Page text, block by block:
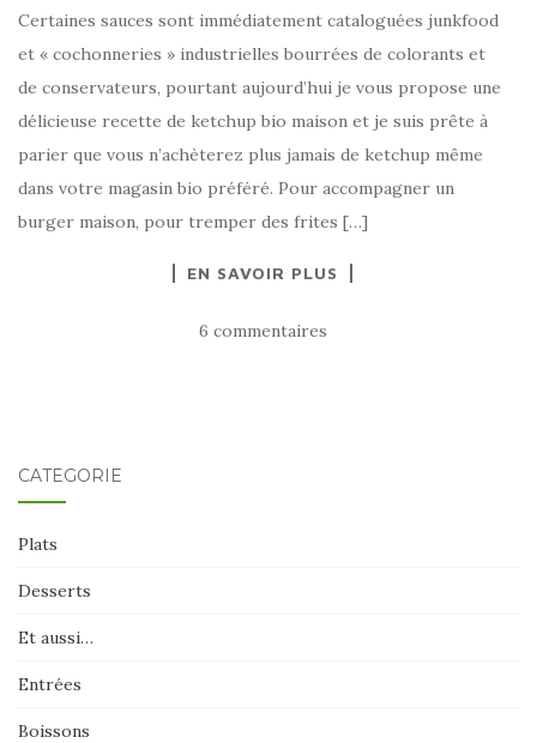
Certaines sauces sont immédiatement cataloguées junkfood
et « cochonneries » industrielles bourrées de colorants et
de conservateurs, pourtant aujourd’hui je vous propose une
délicieuse recette de ketchup bio maison et je suis prête à
parier que vous n’achèterez plus jamais de ketchup même
dans votre magasin bio préféré. Pour accompagner un
burger maison, pour tremper des frites […]
EN SAVOIR PLUS
6 commentaires
CATÉGORIE
Plats
Desserts
Et aussi…
Entrées
Boissons